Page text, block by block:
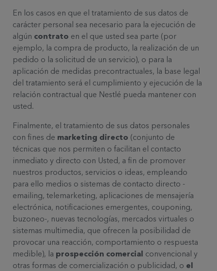
En los casos en que el tratamiento de sus datos de
carácter personal sea necesario para la ejecución de
algún contrato en el que usted sea parte (por
ejemplo, la compra de producto, la realización de un
pedido o la solicitud de un servicio), o para la
aplicación de medidas precontractuales, la base legal
del tratamiento será el cumplimiento y ejecución de la
relación contractual que Nestlé pueda mantener con
usted.
Finalmente, el tratamiento de sus datos personales
con fines de marketing directo (conjunto de
técnicas que nos permiten o facilitan el contacto
inmediato y directo con Usted, a fin de promover
nuestros productos, servicios o ideas, empleando
para ello medios o sistemas de contacto directo -
emailing, telemarketing, aplicaciones de mensajería
electrónica, notificaciones emergentes, couponing,
buzoneo-, nuevas tecnologías, mercados virtuales o
sistemas multimedia, que ofrecen la posibilidad de
provocar una reacción, comportamiento o respuesta
medible), la prospección comercial convencional y
otras formas de comercialización o publicidad, o el